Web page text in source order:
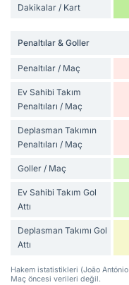
Dakikalar / Kart
Penaltılar & Goller
Penaltılar / Maç
Ev Sahibi Takım
Penaltıları / Maç
Deplasman Takımın
Penaltıları / Maç
Goller / Maç
Ev Sahibi Takım Gol
Attı
Deplasman Takımı Gol
Attı
Hakem istatistikleri (João
Maç öncesi verileri değil.